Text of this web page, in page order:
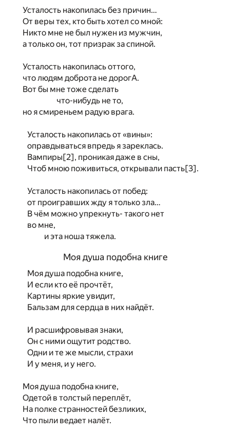
Усталость накопилась без причин…
От веры тех, кто быть хотел со мной:
Никто мне не был нужен из мужчин,
а только он, тот призрак за спиной.
Усталость накопилась оттого,
что людям доброта не дорогА.
Вот бы мне тоже сделать
что-нибудь не то,
но я смиреньем радую врага.
Усталость накопилась от «вины»:
оправдываться впредь я зареклась.
Вампиры[2], проникая даже в сны,
Чтоб мною поживиться, открывали пасть[3].
Усталость накопилась от побед:
от проигравших жду я только зла…
В чём можно упрекнуть- такого нет
во мне,
и эта ноша тяжела.
Моя душа подобна книге
Моя душа подобна книге,
И если кто её прочтёт,
Картины яркие увидит,
Бальзам для сердца в них найдёт.
И расшифровывая знаки,
Он с ними ощутит родство.
Одни и те же мысли, страхи
И у меня, и у него.
Моя душа подобна книге,
Одетой в толстый переплёт,
На полке странностей безликих,
Что пыли ведает налёт.